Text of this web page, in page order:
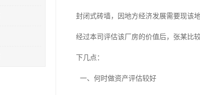
封闭式砖墙，因地方经济发展需要现该
经过本司评估该厂房的价值后，张某比
下几点：
一、何时做资产评估较好